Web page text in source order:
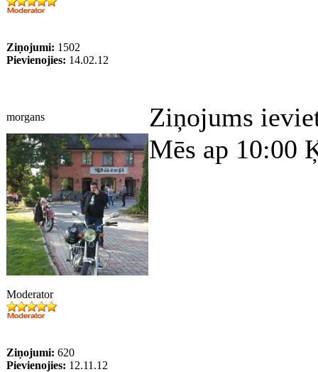
Ziņojumi: 1502
Pievienojies: 14.02.12
morgans Ziņojums
Moderator
Ziņojumi: 620
Pievienojies: 12.11.12
Mēs ap 10:00